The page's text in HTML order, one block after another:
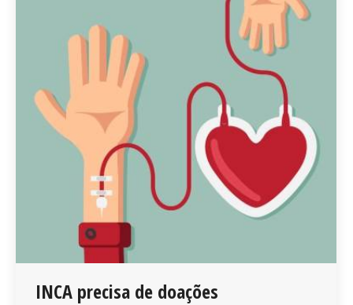
INCA precisa de doações